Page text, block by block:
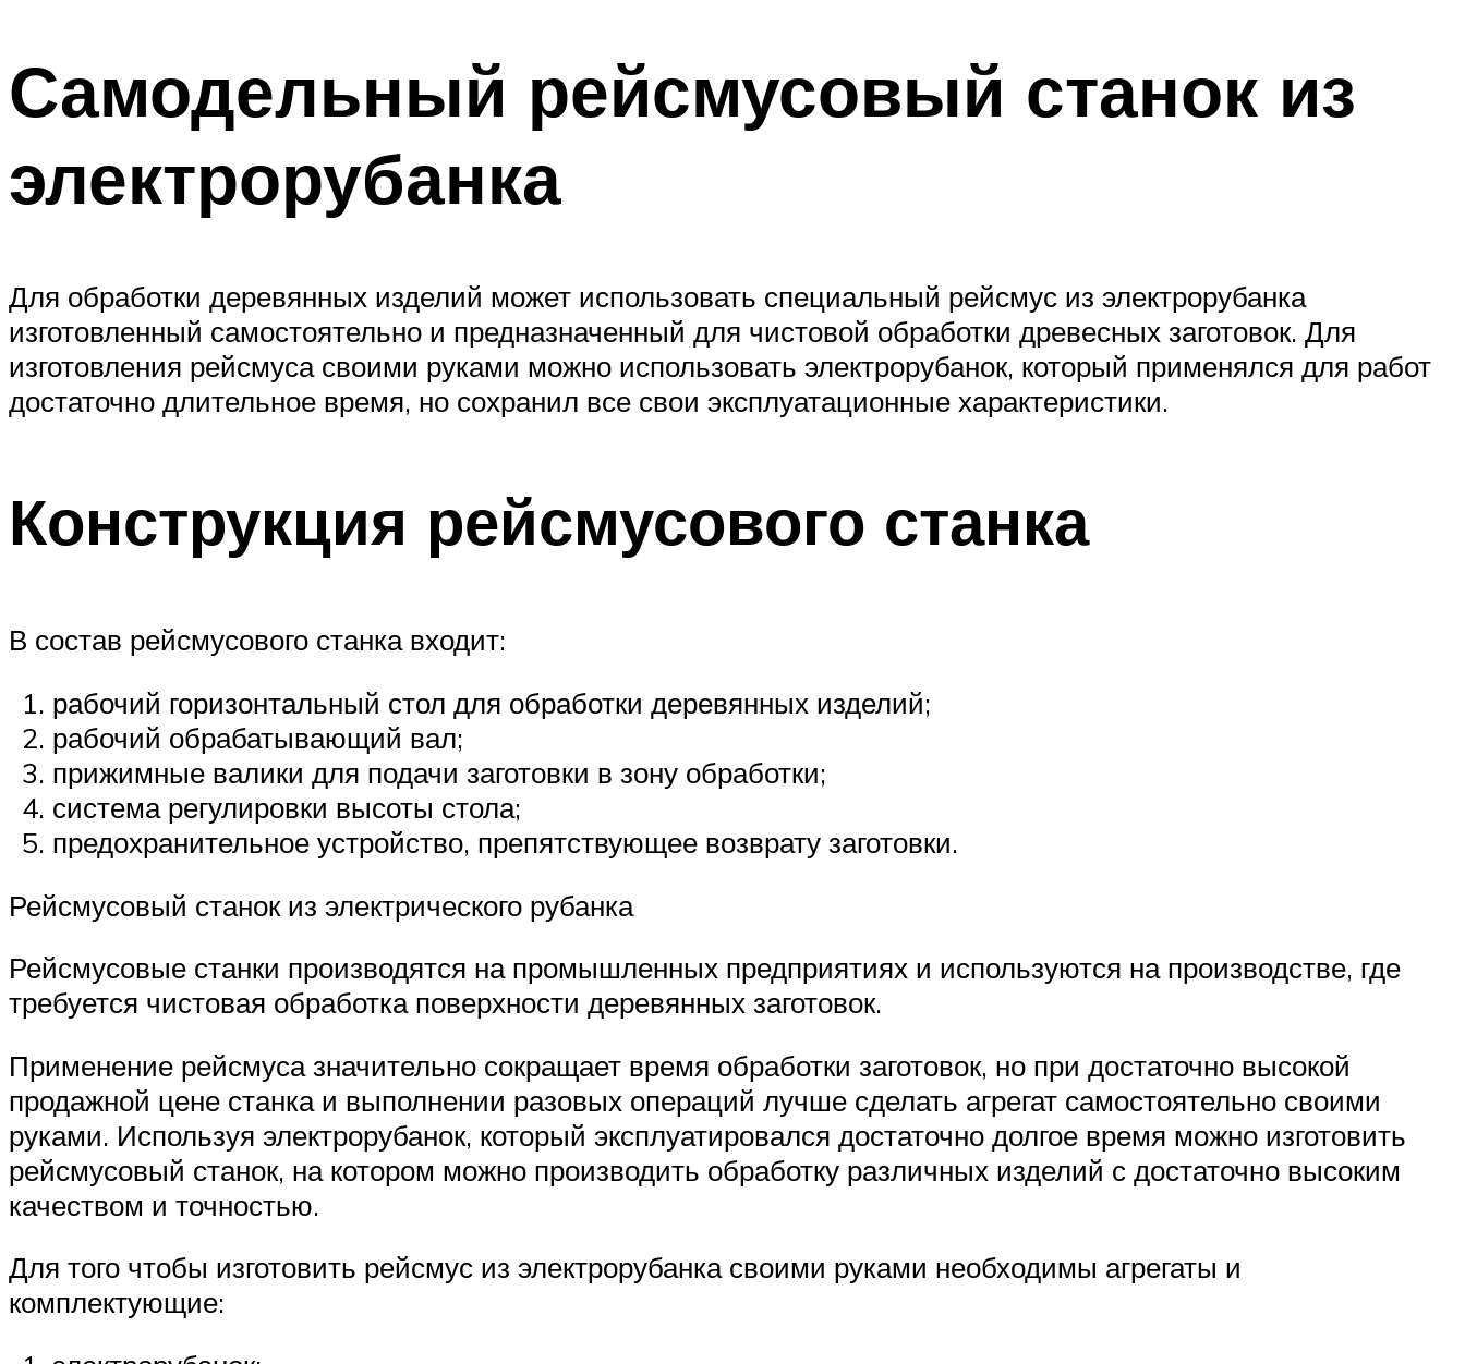
Самодельный рейсмусовый станок из
электрорубанка
Для обработки деревянных изделий может использовать специальный рейсмус из электрорубанка
изготовленный самостоятельно и предназначенный для чистовой обработки древесных заготовок. Для
изготовления рейсмуса своими руками можно использовать электрорубанок, который применялся для работ
достаточно длительное время, но сохранил все свои эксплуатационные характеристики.
Конструкция рейсмусового станка
В состав рейсмусового станка входит:
рабочий горизонтальный стол для обработки деревянных изделий;
рабочий обрабатывающий вал;
прижимные валики для подачи заготовки в зону обработки;
система регулировки высоты стола;
предохранительное устройство, препятствующее возврату заготовки.
Рейсмусовый станок из электрического рубанка
Рейсмусовые станки производятся на промышленных предприятиях и используются на производстве, где
требуется чистовая обработка поверхности деревянных заготовок.
Применение рейсмуса значительно сокращает время обработки заготовок, но при достаточно высокой
продажной цене станка и выполнении разовых операций лучше сделать агрегат самостоятельно своими
руками. Используя электрорубанок, который эксплуатировался достаточно долгое время можно изготовить
рейсмусовый станок, на котором можно производить обработку различных изделий с достаточно высоким
качеством и точностью.
Для того чтобы изготовить рейсмус из электрорубанка своими руками необходимы агрегаты и
комплектующие: